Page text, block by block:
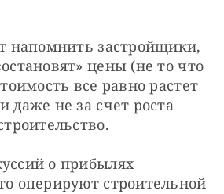
напомнить застройщики,
цены (не то что
все равно растет
даже не за счет роста
о прибылях
оперируют строительной